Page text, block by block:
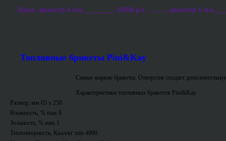
Цена: диаметр 8 мм_________ 11800 р/т ...........диаметр 6
Топливные брикеты Pini&Kay
Самые жаркие брикеты. Отверстие создает
Характеристики топливных брикетов Pini&Kay
Размер, мм 65 х 250
Влажность, % max 8
Зольность, % max 1
Теплотворность, Ккал/кг min 4900